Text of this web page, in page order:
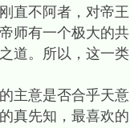
直不阿者，对帝王
师有一个极大的共
道。所以，这一类
主意是否合乎天意
真先知，最喜欢的